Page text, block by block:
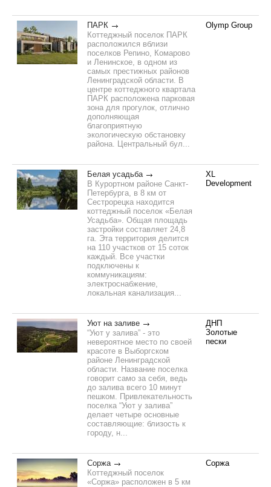
ПАРК
Коттеджный поселок ПАРК
расположился вблизи
поселков Репино, Комарово
и Ленинское, в одном из
самых престижных районов
Ленинградской области. В
центре коттеджного квартала
ПАРК расположена парковая
зона для прогулок, отлично
дополняющая
благоприятную
экологическую обстановку
района. Центральный бул...
Olymp Group
Белая усадьба
В Курортном районе Санкт-
Петербурга, в 8 км от
Сестрорецка находится
коттеджный поселок «Белая
Усадьба». Общая площадь
застройки составляет 24,8
га. Эта территория делится
на 110 участков от 15 соток
каждый. Все участки
подключены к
коммуникациям:
электроснабжение,
локальная канализация...
XL
Development
Уют на заливе
“Уют у залива” - это
невероятное место по своей
красоте в Выборгском
районе Ленинградской
области. Название поселка
говорит само за себя, ведь
до залива всего 10 минут
пешком. Привлекательность
поселка “Уют у залива”
делает четыре основные
составляющие: близость к
городу, н...
ДНП
Золотые
пески
Соржа
Коттеджный поселок
«Соржа» расположен в 5 км
Соржа